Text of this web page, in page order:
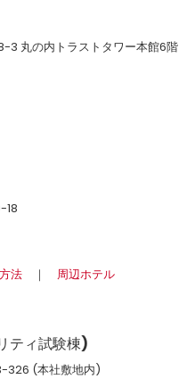
3 丸の内トラストタワー本館6階
18
法 ｜ 周辺ホテル
ティ試験棟)
326 (本社敷地内)